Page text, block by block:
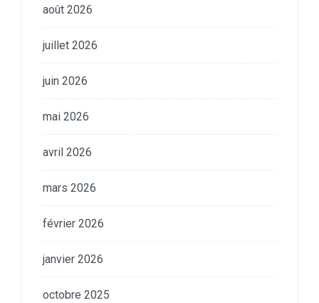
août 2026
juillet 2026
juin 2026
mai 2026
avril 2026
mars 2026
février 2026
janvier 2026
octobre 2025